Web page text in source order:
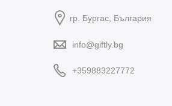
гр. Бургас, България
info@giftly.bg
+359883227772